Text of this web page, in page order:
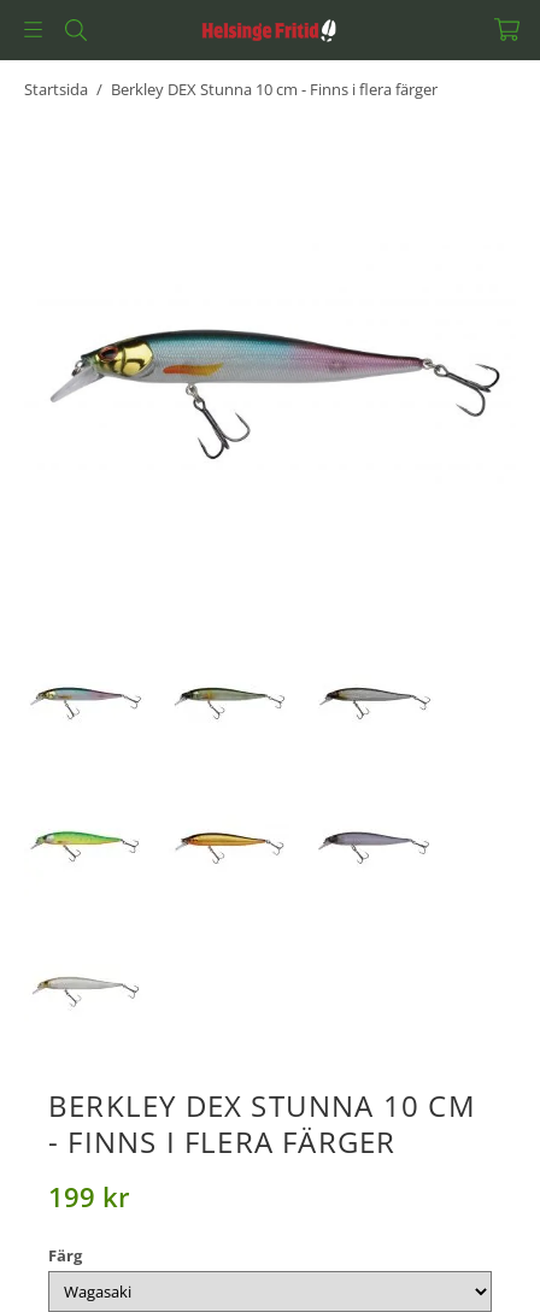
Startsida / Berkley DEX Stunna 10 cm - Finns i flera färger
BERKLEY DEX STUNNA 10 CM
- FINNS I FLERA FÄRGER
199 kr
Färg